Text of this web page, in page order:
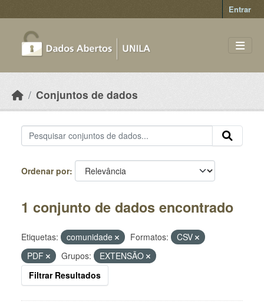
Entrar
Conjuntos de dados
Ordenar por
1 conjunto de dados encontrado
Etiquetas: comunidade Formatos:
CSV
PDF
Grupos:
EXTENSÃO
Filtrar Resultados